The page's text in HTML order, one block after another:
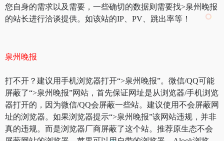
您自身的需求以及需要，一些确切的数据则需要找>泉州晚报
的站长进行洽谈提供。如该站的IP、PV、跳出率等！
泉州晚报
打不开？建议用手机浏览器打开“>泉州晚报”。微信/QQ可能
屏蔽了“>泉州晚报”网站，首先保证网址是从浏览器/手机浏览
器打开的，因为微信/QQ会屏蔽一些站。建议使用不会屏蔽网
址的浏览器。如果浏览器提示“>泉州晚报”该网站违规，并非
真的违规。而是浏览器厂商屏蔽了这个站。推荐原生态不会